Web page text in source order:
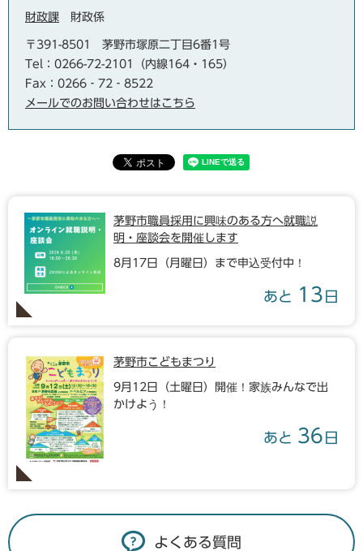
財政課 財政係
〒391-8501
茅野市塚原二丁目6番1号
Tel：0266-72-2101（内線164・165）
Fax：0266‐72‐8522
メールでのお問い合わせはこちら
茅野市職員採用に興味のある方へ就職説
明・座談会を開催します
8月17日（月曜日）まで申込受付中！
あと 13 日
茅野市こどもまつり
9月12日（土曜日）開催！家族みんなで出
かけよう！
あと 36 日
よくある質問